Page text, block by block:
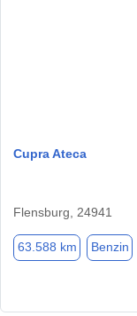
Cupra Ateca
Flensburg, 24941
63.588 km Benzin